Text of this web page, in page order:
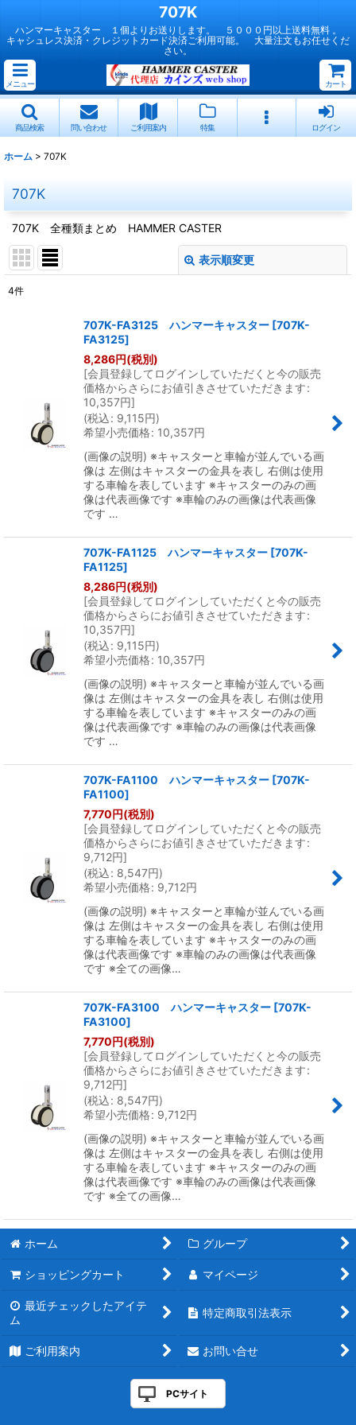
707K
ハンマーキャスター １個よりお送りします。 ５０００円以上送料無料 。
キャシュレス決済・クレジットカード決済ご利用可能。 大量注文もお任せくだ
さい。
メニュー カート
商品検索 問い合わせ ご利用案内 特集 ログイン
ホーム > 707K
707K
707K 全種類まとめ HAMMER CASTER
表示順変更
絞り込む
4件
707K-FA3125 ハンマーキャスター [707K-
FA3125]
8,286円(税別)
[会員登録してログインしていただくと今の販売
価格からさらにお値引きさせていただきます:
10,357円]
(税込: 9,115円)
希望小売価格: 10,357円
(画像の説明) ※キャスターと車輪が並んでいる画
像は 左側はキャスターの金具を表し 右側は使用
する車輪を表しています ※キャスターのみの画
像は代表画像です ※車輪のみの画像は代表画像
です …
707K-FA1125 ハンマーキャスター [707K-
FA1125]
8,286円(税別)
[会員登録してログインしていただくと今の販売
価格からさらにお値引きさせていただきます:
10,357円]
(税込: 9,115円)
希望小売価格: 10,357円
(画像の説明) ※キャスターと車輪が並んでいる画
像は 左側はキャスターの金具を表し 右側は使用
する車輪を表しています ※キャスターのみの画
像は代表画像です ※車輪のみの画像は代表画像
です …
707K-FA1100 ハンマーキャスター [707K-
FA1100]
7,770円(税別)
[会員登録してログインしていただくと今の販売
価格からさらにお値引きさせていただきます:
9,712円]
(税込: 8,547円)
希望小売価格: 9,712円
(画像の説明) ※キャスターと車輪が並んでいる画
像は 左側はキャスターの金具を表し 右側は使用
する車輪を表しています ※キャスターのみの画
像は代表画像です ※車輪のみの画像は代表画像
です ※全ての画像…
707K-FA3100 ハンマーキャスター [707K-
FA3100]
7,770円(税別)
[会員登録してログインしていただくと今の販売
価格からさらにお値引きさせていただきます:
9,712円]
(税込: 8,547円)
希望小売価格: 9,712円
(画像の説明) ※キャスターと車輪が並んでいる画
像は 左側はキャスターの金具を表し 右側は使用
する車輪を表しています ※キャスターのみの画
像は代表画像です ※車輪のみの画像は代表画像
です ※全ての画像…
ホーム グループ
ショッピングカート マイページ
最近チェックしたアイテ
ム
特定商取引法表示
ご利用案内 お問い合せ
PCサイト